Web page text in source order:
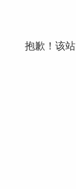
抱歉！该